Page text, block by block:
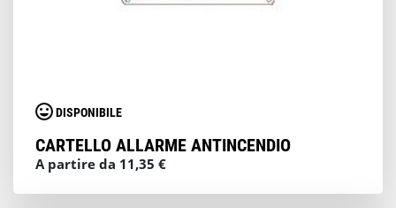
DISPONIBILE
CARTELLO ALLARME ANTINCENDIO
A partire da 11,35 €